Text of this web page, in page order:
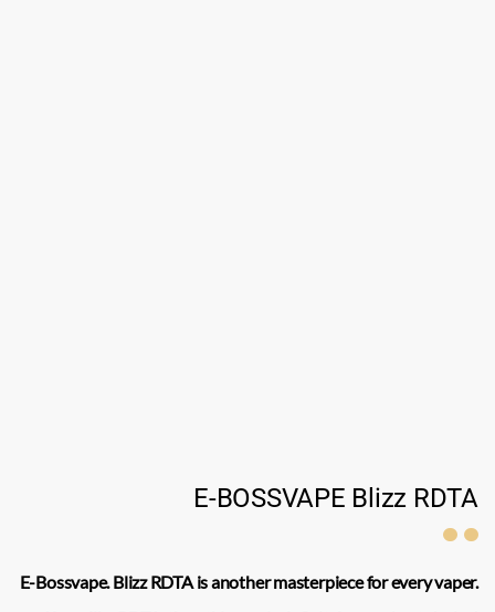
E-BOSSVAPE Blizz RDTA
E-Bossvape. Blizz RDTAis another masterpiece for every vaper.